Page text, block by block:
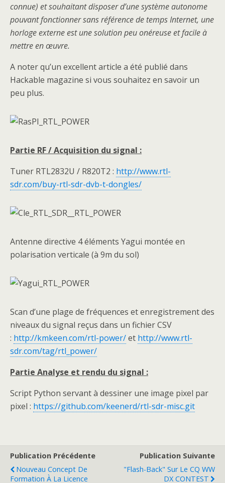
connue) et souhaitant disposer d’une système autonome
pouvant fonctionner sans référence de temps Internet, une
horloge externe est une solution peu onéreuse et facile à
mettre en œuvre.
A noter qu’un excellent article a été publié dans
Hackable magazine si vous souhaitez en savoir un
peu plus.
Partie RF / Acquisition du signal :
Tuner RTL2832U / R820T2 : http://www.rtl-
sdr.com/buy-rtl-sdr-dvb-t-dongles/
Antenne directive 4 éléments Yagui montée en
polarisation verticale (à 9m du sol)
Scan d’une plage de fréquences et enregistrement des
niveaux du signal reçus dans un fichier CSV
: http://kmkeen.com/rtl-power/et http://www.rtl-
sdr.com/tag/rtl_power/
Partie Analyse et rendu du signal :
Script Python servant à dessiner une image pixel par
pixel : https://github.com/keenerd/rtl-sdr-misc.git
Publication Précédente
Nouveau Concept De
Formation À La Licence
Publication Suivante
"flash-Back" Sur Le CQ WW
DX CONTEST